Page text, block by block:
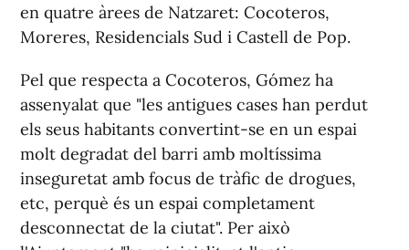
en quatre àrees de Natzaret: Cocoteros,
Moreres, Residencials Sud i Castell de Pop.
Pel que respecta a Cocoteros, Gómez ha
assenyalat que "les antigues cases han perdut
els seus habitants convertint-se en un espai
molt degradat del barri amb moltíssima
inseguretat amb focus de tràfic de drogues,
etc, perquè és un espai completament
desconnectat de la ciutat". Per això